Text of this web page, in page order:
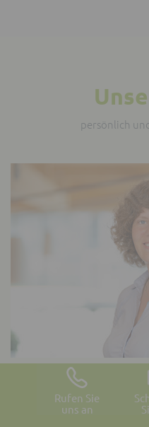
persönlich
Rufen Sie
uns an